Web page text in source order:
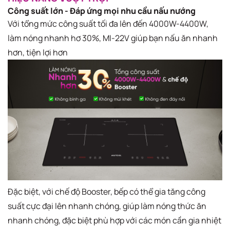
Công suất lớn - Đáp ứng mọi nhu cầu nấu nướng
Với tổng mức công suất tối đa lên đến 4000W-4400W,
làm nóng nhanh hơ 30%, MI-22V giúp bạn nấu ăn nhanh
hơn, tiện lợi hơn
Đặc biệt, với chế độ Booster, bếp có thể gia tăng công
suất cực đại lên nhanh chóng, giúp làm nóng thức ăn
nhanh chóng, đặc biệt phù hợp với các món cần gia nhiệt